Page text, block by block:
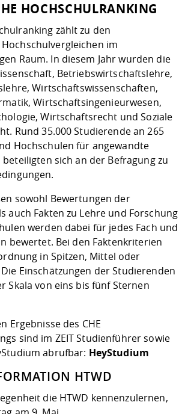
HOCHSCHULRANKING
zählt zu den
im
Raum. In diesem Jahr wurden die
Betriebswirtschaftslehre,
Wirtschaftswissenschaften,
Wirtschaftsingenieurwesen,
Wirtschaftsrecht und Soziale
Rund 35.000 Studierende an 265
Hochschulen für angewandte
sich an der Befragung zu
sowohl Bewertungen der
auch Fakten zu Lehre und Forschung
werden dabei für jedes Fach und
bewertet. Bei den Faktenkriterien
in Spitzen, Mittel oder
Einschätzungen der Studierenden
Skala von eins bis fünf Sternen
Ergebnisse des CHE
sind im ZEIT Studienführer sowie
abrufbar: HeyStudium
HTWD
die HTWD kennenzulernen,